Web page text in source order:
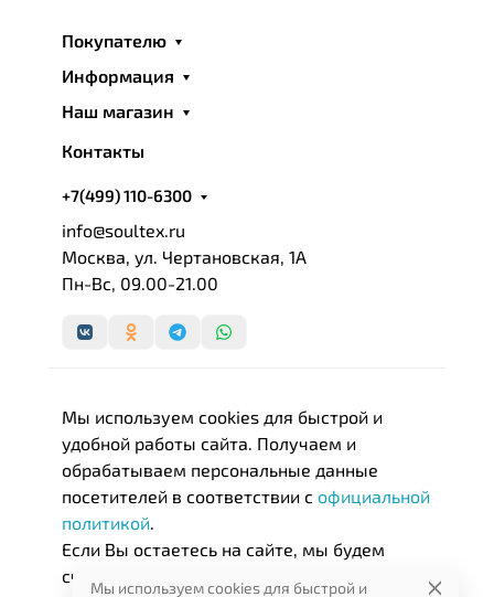
Покупателю
Информация
Наш магазин
Контакты
+7(499) 110-6300
info@soultex.ru
Москва, ул. Чертановская, 1А
Пн-Вс, 09.00-21.00
Мы используем cookies для быстрой и
удобной работы сайта. Получаем и
обрабатываем персональные данные
посетителей в соответствии с официальной
политикой
Если Вы остаетесь на сайте, мы будем
считать, что Вас это устраивает.
Мы используем cookies для быстрой и